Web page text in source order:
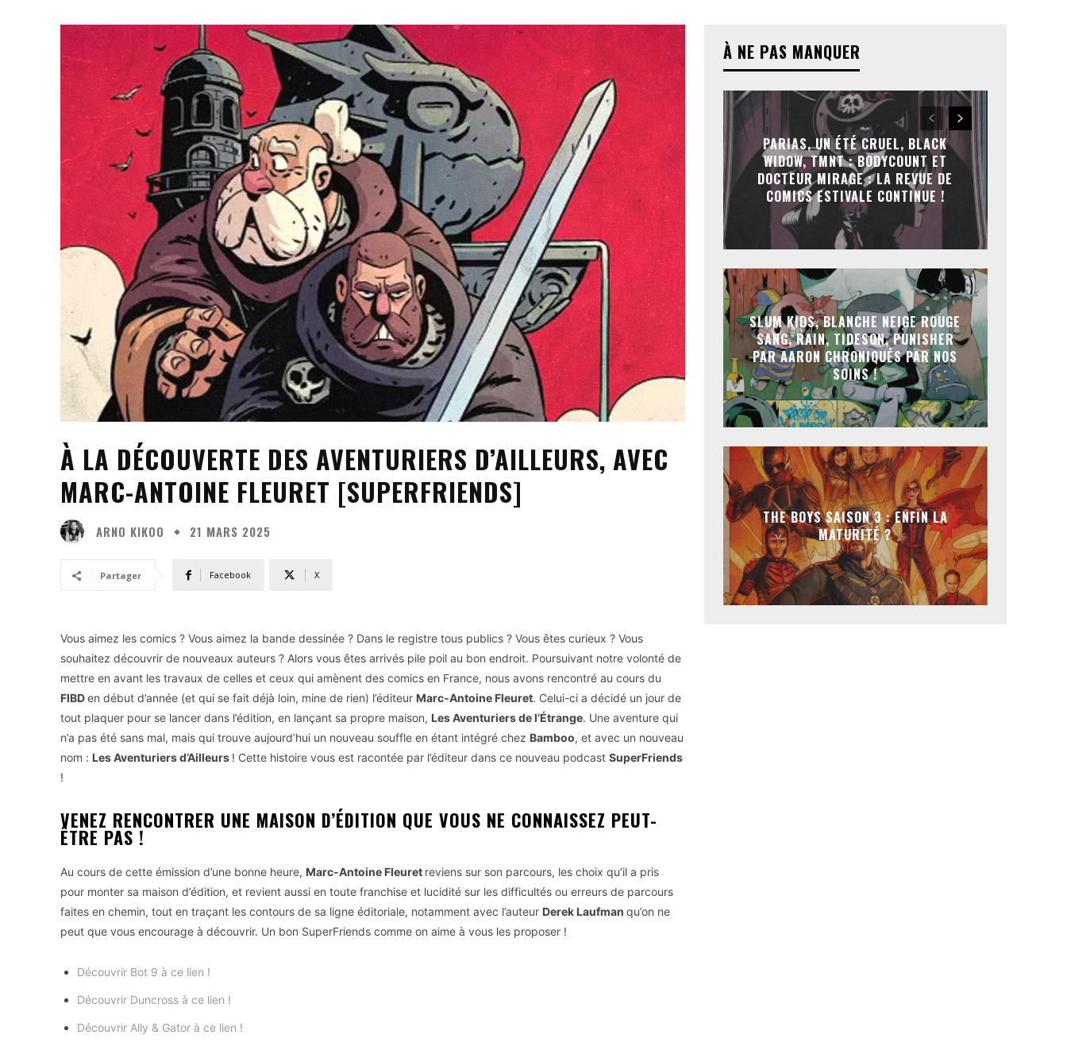
À LA DÉCOUVERTE DES AVENTURIERS D’AILLEURS, AVEC
MARC-ANTOINE FLEURET [SUPERFRIENDS]
ARNO KIKOO 21 MARS 2025
Partager Facebook X
Vous aimez les comics ? Vous aimez la bande dessinée ? Dans le registre tous publics ? Vous êtes curieux ? Vous
souhaitez découvrir de nouveaux auteurs ? Alors vous êtes arrivés pile poil au bon endroit. Poursuivant notre volonté de
mettre en avant les travaux de celles et ceux qui amènent des comics en France, nous avons rencontré au cours du
FIBDen début d’année (et qui se fait déjà loin, mine de rien) l’éditeur Marc-Antoine Fleuret. Celui-ci a décidé un jour de
tout plaquer pour se lancer dans l’édition, en lançant sa propre maison, Les Aventuriers de l’Étrange. Une aventure qui
n’a pas été sans mal, mais qui trouve aujourd’hui un nouveau souffle en étant intégré chez Bamboo, et avec un nouveau
nom : Les Aventuriers d’Ailleurs ! Cette histoire vous est racontée par l’éditeur dans ce nouveau podcast SuperFriends
!
VENEZ RENCONTRER UNE MAISON D’ÉDITION QUE VOUS NE CONNAISSEZ PEUT-
ÊTRE PAS !
Au cours de cette émission d’une bonne heure, Marc-Antoine Fleuret reviens sur son parcours, les choix qu’il a pris
pour monter sa maison d’édition, et revient aussi en toute franchise et lucidité sur les difficultés ou erreurs de parcours
faites en chemin, tout en traçant les contours de sa ligne éditoriale, notamment avec l’auteur Derek Laufman qu’on ne
peut que vous encourage à découvrir. Un bon SuperFriends comme on aime à vous les proposer !
Découvrir Bot 9 à ce lien !
Découvrir Duncross à ce lien !
Découvrir Ally & Gator à ce lien !
À NE PAS MANQUER
PARIAS, UN ÉTÉ CRUEL, BLACK
WIDOW, TMNT : BODYCOUNT ET
DOCTEUR MIRAGE : LA REVUE DE
COMICS ESTIVALE CONTINUE !
SLUM KIDS, BLANCHE NEIGE ROUGE
SANG, RAIN, TIDESON, PUNISHER
PAR AARON CHRONIQUÉS PAR NOS
SOINS !
THE BOYS SAISON 3 : ENFIN LA
MATURITÉ ?